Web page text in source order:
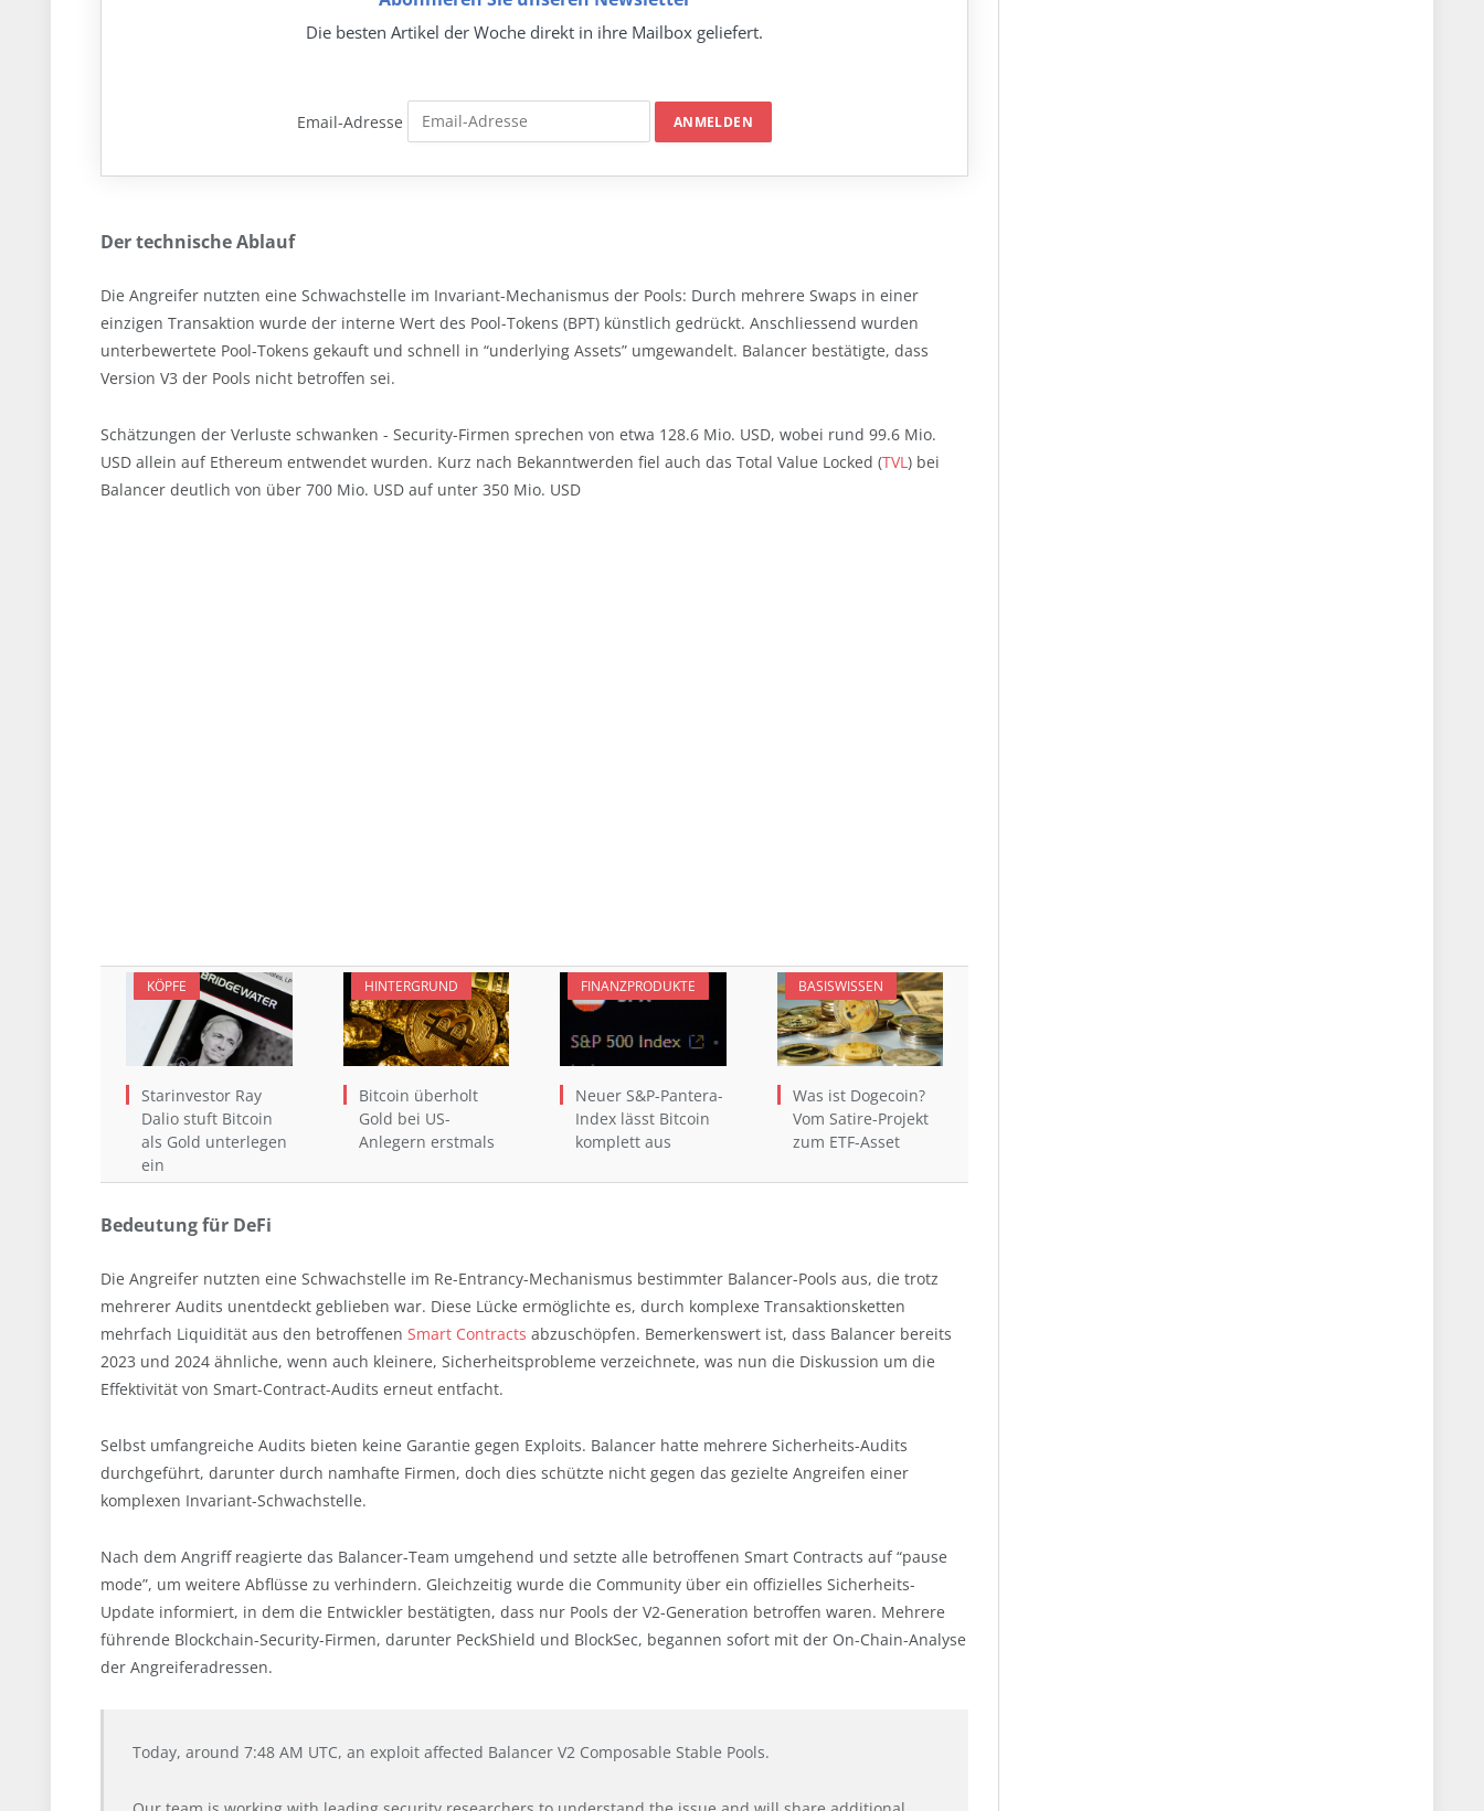
Die besten Artikel der Woche direkt in ihre Mailbox geliefert.
Email-Adresse
Der technische Ablauf
Die Angreifer nutzten eine Schwachstelle im Invariant-Mechanismus der Pools: Durch mehrere Swaps in einer
einzigen Transaktion wurde der interne Wert des Pool-Tokens (BPT) künstlich gedrückt. Anschliessend wurden
unterbewertete Pool-Tokens gekauft und schnell in “underlying Assets” umgewandelt. Balancer bestätigte, dass
Version V3 der Pools nicht betroffen sei.
Schätzungen der Verluste schwanken - Security-Firmen sprechen von etwa 128.6 Mio. USD, wobei rund 99.6 Mio.
USD allein auf Ethereum entwendet wurden. Kurz nach Bekanntwerden fiel auch das Total Value Locked (TVL) bei
Balancer deutlich von über 700 Mio. USD auf unter 350 Mio. USD
KÖPFE
Starinvestor Ray
Dalio stuft Bitcoin
als Gold unterlegen
ein
HINTERGRUND
Bitcoin überholt
Gold bei US-
Anlegern erstmals
FINANZPRODUKTE
Neuer S&P-Pantera-
Index lässt Bitcoin
komplett aus
BASISWISSEN
Was ist Dogecoin?
Vom Satire-Projekt
zum ETF-Asset
Bedeutung für DeFi
Die Angreifer nutzten eine Schwachstelle im Re-Entrancy-Mechanismus bestimmter Balancer-Pools aus, die trotz
mehrerer Audits unentdeckt geblieben war. Diese Lücke ermöglichte es, durch komplexe Transaktionsketten
mehrfach Liquidität aus den betroffenen Smart Contracts abzuschöpfen. Bemerkenswert ist, dass Balancer bereits
2023 und 2024 ähnliche, wenn auch kleinere, Sicherheitsprobleme verzeichnete, was nun die Diskussion um die
Effektivität von Smart-Contract-Audits erneut entfacht.
Selbst umfangreiche Audits bieten keine Garantie gegen Exploits. Balancer hatte mehrere Sicherheits-Audits
durchgeführt, darunter durch namhafte Firmen, doch dies schützte nicht gegen das gezielte Angreifen einer
komplexen Invariant-Schwachstelle.
Nach dem Angriff reagierte das Balancer-Team umgehend und setzte alle betroffenen Smart Contracts auf “pause
mode”, um weitere Abflüsse zu verhindern. Gleichzeitig wurde die Community über ein offizielles Sicherheits-
Update informiert, in dem die Entwickler bestätigten, dass nur Pools der V2-Generation betroffen waren. Mehrere
führende Blockchain-Security-Firmen, darunter PeckShield und BlockSec, begannen sofort mit der On-Chain-Analyse
der Angreiferadressen.
Today, around 7:48 AM UTC, an exploit affected Balancer V2 Composable Stable Pools.